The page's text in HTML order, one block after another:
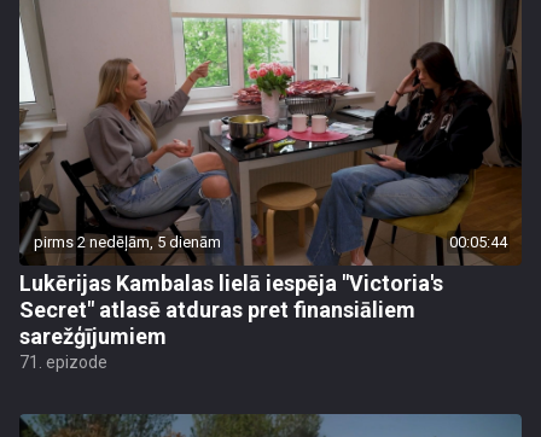
pirms 2 nedēļām, 5 dienām 00:05:44
Lukērijas Kambalas lielā iespēja "Victoria's
Secret" atlasē atduras pret finansiāliem
sarežģījumiem
71. epizode